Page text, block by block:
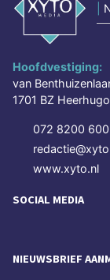
Hoofdvestiging:
van
1701 BZ
072 8200 600
www.xyto.nl
SOCIAL MEDIA
NIEUWSBRIEF